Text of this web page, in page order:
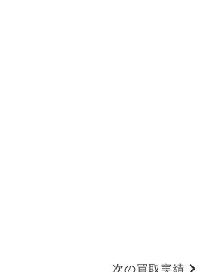
次の買取実績